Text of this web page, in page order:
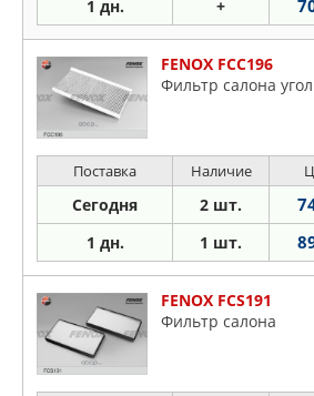
1 дн. +
FENOX FCC196
Фильтр салона
Поставка Наличие
Сегодня 2 шт.
1 дн. 1 шт.
FENOX FCS191
Фильтр салона